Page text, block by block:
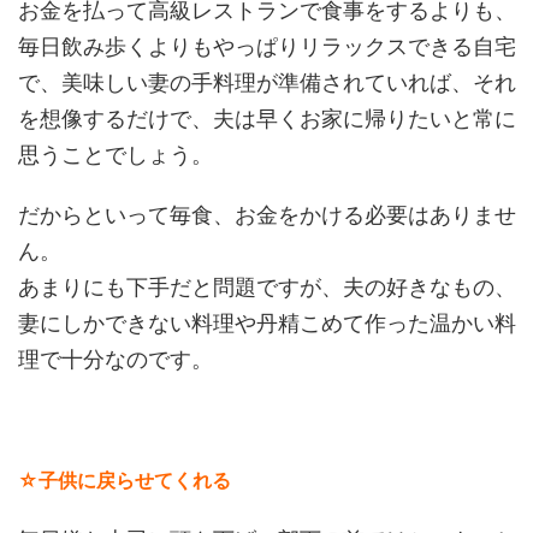
お金を払って高級レストランで食事をするよりも、
毎日飲み歩くよりもやっぱりリラックスできる自宅
で、美味しい妻の手料理が準備されていれば、それ
を想像するだけで、夫は早くお家に帰りたいと常に
思うことでしょう。
だからといって毎食、お金をかける必要はありませ
ん。
あまりにも下手だと問題ですが、夫の好きなもの、
妻にしかできない料理や丹精こめて作った温かい料
理で十分なのです。
☆子供に戻らせてくれる